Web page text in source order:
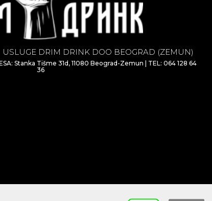
USLUGE DRIM DRINK DOO BEOGRAD (ZEMUN)
Stanka Tišme 31d, 11080 Beograd-Zemun | TEL: 064 128 64
36